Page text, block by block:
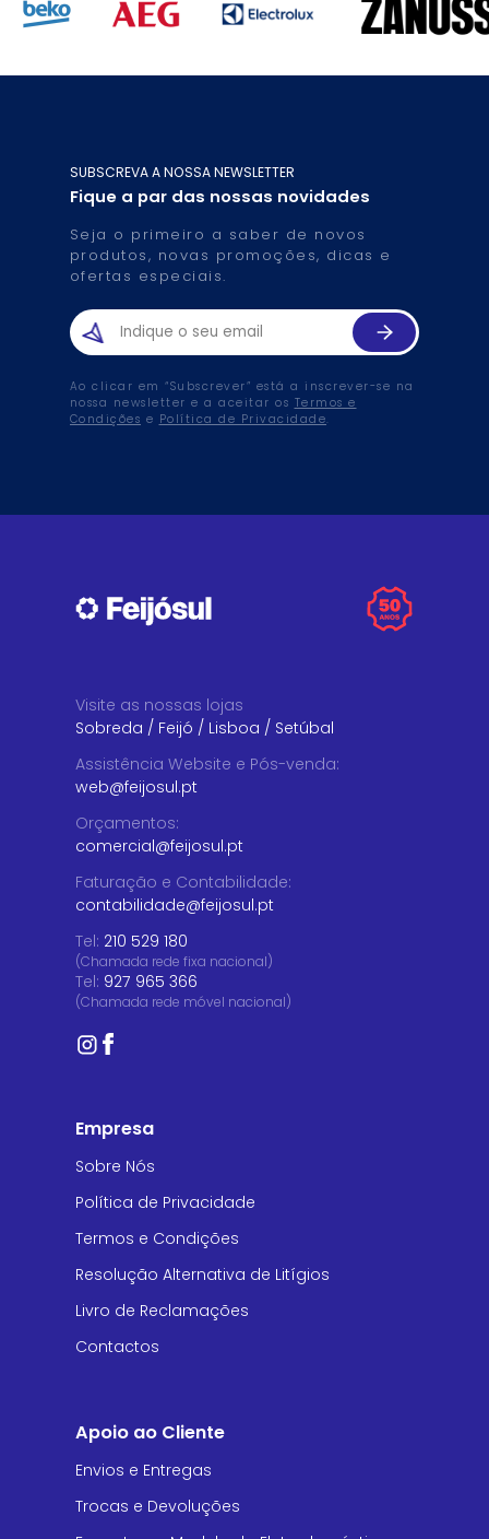
SUBSCREVA A NOSSA NEWSLETTER
Fique a par das nossas novidades
Seja o primeiro a saber de novos
produtos, novas promoções, dicas e
ofertas especiais.
Ao clicar em “Subscrever” está a inscrever-se na
nossa newsletter e a aceitar os Termos e
Condições e Política de Privacidade.
Visite as nossas lojas
Sobreda / Feijó / Lisboa / Setúbal
Assistência Website e Pós-venda:
web@feijosul.pt
Orçamentos:
comercial@feijosul.pt
Faturação e Contabilidade:
contabilidade@feijosul.pt
Tel: 210 529 180
(Chamada rede fixa nacional)
Tel: 927 965 366
(Chamada rede móvel nacional)
Empresa
Sobre Nós
Política de Privacidade
Termos e Condições
Resolução Alternativa de Litígios
Livro de Reclamações
Contactos
Apoio ao Cliente
Envios e Entregas
Trocas e Devoluções